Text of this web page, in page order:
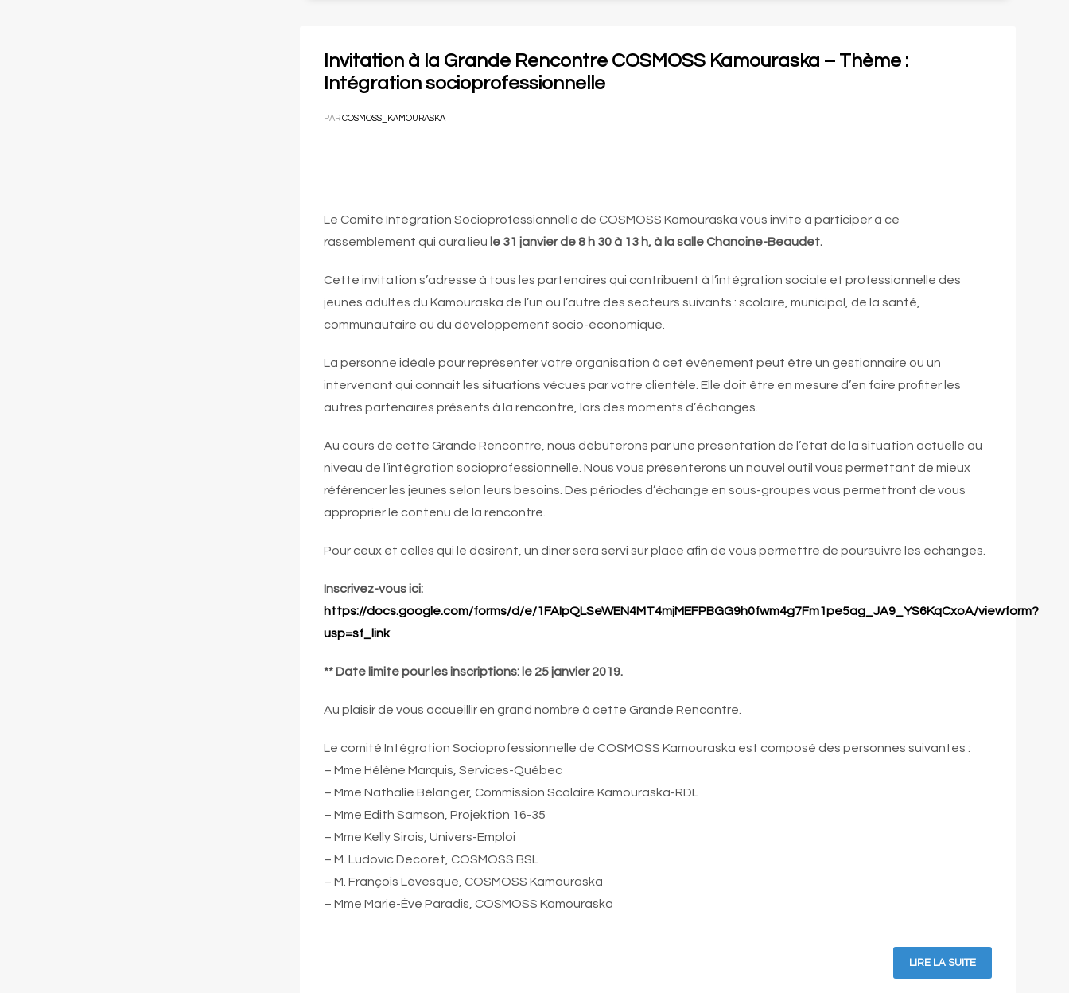
Invitation à la Grande Rencontre COSMOSS Kamouraska – Thème :
Intégration socioprofessionnelle
PARCOSMOSS_KAMOURASKA
Le Comité Intégration Socioprofessionnelle de COSMOSS Kamouraska vous invite à participer à ce
rassemblement qui aura lieu le 31 janvier de 8 h 30 à 13 h, à la salle Chanoine-Beaudet.
Cette invitation s’adresse à tous les partenaires qui contribuent à l’intégration sociale et professionnelle des
jeunes adultes du Kamouraska de l’un ou l’autre des secteurs suivants : scolaire, municipal, de la santé,
communautaire ou du développement socio-économique.
La personne idéale pour représenter votre organisation à cet évènement peut être un gestionnaire ou un
intervenant qui connait les situations vécues par votre clientèle. Elle doit être en mesure d’en faire profiter les
autres partenaires présents à la rencontre, lors des moments d’échanges.
Au cours de cette Grande Rencontre, nous débuterons par une présentation de l’état de la situation actuelle au
niveau de l’intégration socioprofessionnelle. Nous vous présenterons un nouvel outil vous permettant de mieux
référencer les jeunes selon leurs besoins. Des périodes d’échange en sous-groupes vous permettront de vous
approprier le contenu de la rencontre.
Pour ceux et celles qui le désirent, un diner sera servi sur place afin de vous permettre de poursuivre les échanges.
Inscrivez-vous ici:
https://docs.google.com/forms/d/e/1FAIpQLSeWEN4MT4mjMEFPBGG9h0fwm4g7Fm1pe5ag_JA9_YS6KqCxoA/viewform?
usp=sf_link
** Date limite pour les inscriptions: le 25 janvier 2019.
Au plaisir de vous accueillir en grand nombre à cette Grande Rencontre.
Le comité Intégration Socioprofessionnelle de COSMOSS Kamouraska est composé des personnes suivantes :
– Mme Hélène Marquis, Services-Québec
– Mme Nathalie Bélanger, Commission Scolaire Kamouraska-RDL
– Mme Edith Samson, Projektion 16-35
– Mme Kelly Sirois, Univers-Emploi
– M. Ludovic Decoret, COSMOSS BSL
– M. François Lévesque, COSMOSS Kamouraska
– Mme Marie-Ève Paradis, COSMOSS Kamouraska
LIRE LA SUITE